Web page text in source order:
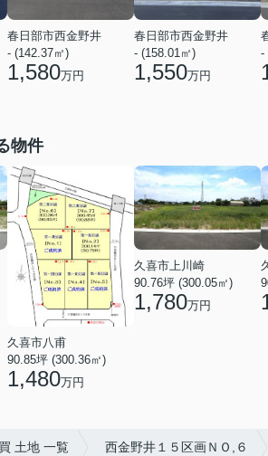
春日部市西金野井
- (142.37㎡)
1,580万円
春日部市西金野井
- (158.01㎡)
1,550万円
-
物件
久喜市八甫
90.85坪 (300.36㎡)
1,480万円
久喜市上川崎
90.76坪 (300.05㎡)
1,780万円
土地 一覧 西金野井１５区画ＮＯ,６